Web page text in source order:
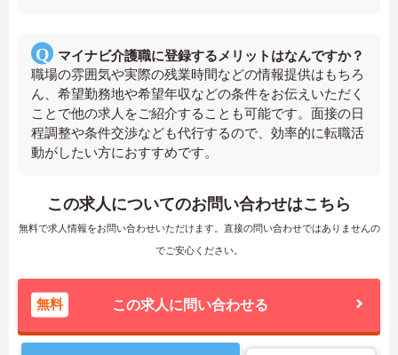
マイナビ介護職に登録するメリットはなんですか？
職場の雰囲気や実際の残業時間などの情報提供はもちろ
ん、希望勤務地や希望年収などの条件をお伝えいただく
ことで他の求人をご紹介することも可能です。面接の日
程調整や条件交渉なども代行するので、効率的に転職活
動がしたい方におすすめです。
この求人についてのお問い合わせはこちら
無料で求人情報をお問い合わせいただけます。直接の問い合わせではありませんの
でご安心ください。
無料 この求人に問い合わせる